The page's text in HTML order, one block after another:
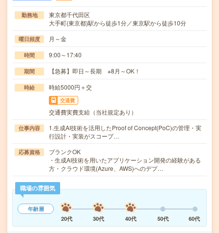
勤務地
東京都千代田区
大手町(東京都)駅から徒歩1分／東京駅から徒歩10分
曜日頻度 月～金
時間 9:00～17:40
期間 【急募】即日～長期 ※8月～OK！
時給 時給5000円＋交
交通費
交通費実費支給（当社規定あり）
仕事内容
1.生成AI技術を活用したProof of Concept(PoC)の管理・実
行設計・実装がスコープ…
応募資格
ブランクOK
・生成AI技術を用いたアプリケーション開発の経験がある
方・クラウド環境(Azure、AWS)へのデプ…
職場の雰囲気
年齢層
20代
30代 40代 50代 60代